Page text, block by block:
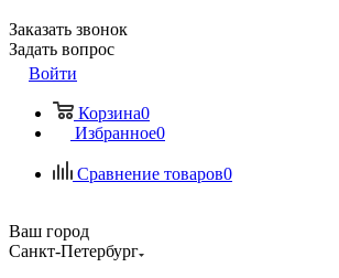
Заказать звонок
Задать вопрос
Войти
Корзина0
Избранное0
Сравнение товаров0
Ваш город
Санкт-Петербург